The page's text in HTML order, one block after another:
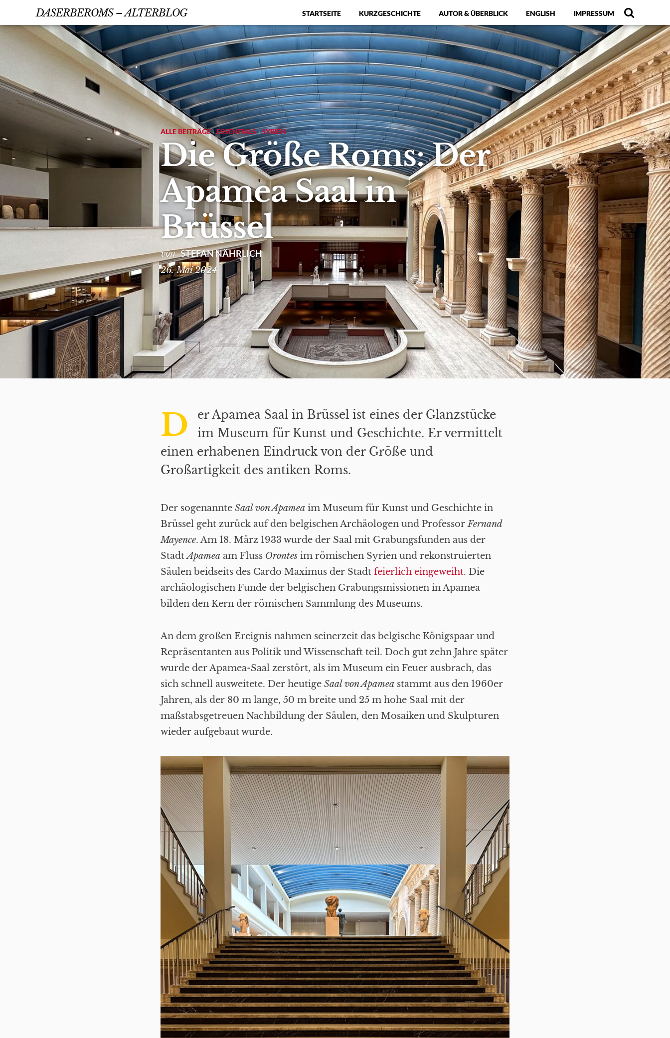
DASERBEROMS – ALTERBLOG STARTSEITE KURZGESCHICHTE AUTOR & ÜBERBLICK ENGLISH IMPRESSUM
Menü
ALLE BEITRÄGE · ESSENTIALS · SYRIEN
Die Größe Roms: Der
Apamea Saal in
Brüssel
von STEFAN NÄHRLICH
26. Mai 2024
D
er Apamea Saal in Brüssel ist eines der Glanzstücke
im Museum für Kunst und Geschichte. Er vermittelt
einen erhabenen Eindruck von der Größe und
Großartigkeit des antiken Roms.
Der sogenannte Saal von Apamea im Museum für Kunst und Geschichte in
Brüssel geht zurück auf den belgischen Archäologen und ProfessorFernand
Mayence. Am 18. März 1933 wurde der Saal mit Grabungsfunden aus der
StadtApamea am Fluss Orontes im römischen Syrien und rekonstruierten
Säulen beidseits des Cardo Maximus der Stadt feierlich eingeweiht. Die
archäologischen Funde der belgischen Grabungsmissionen in Apamea
bilden den Kern der römischen Sammlung des Museums.
An dem großen Ereignis nahmen seinerzeit das belgische Königspaar und
Repräsentanten aus Politik und Wissenschaft teil. Doch gut zehn Jahre später
wurde der Apamea-Saal zerstört, als im Museum ein Feuer ausbrach, das
sich schnell ausweitete. Der heutige Saal von Apamea stammt aus den 1960er
Jahren, als der 80 m lange, 50 m breite und 25 m hohe Saal mit der
maßstabsgetreuen Nachbildung der Säulen, den Mosaiken und Skulpturen
wieder aufgebaut wurde.